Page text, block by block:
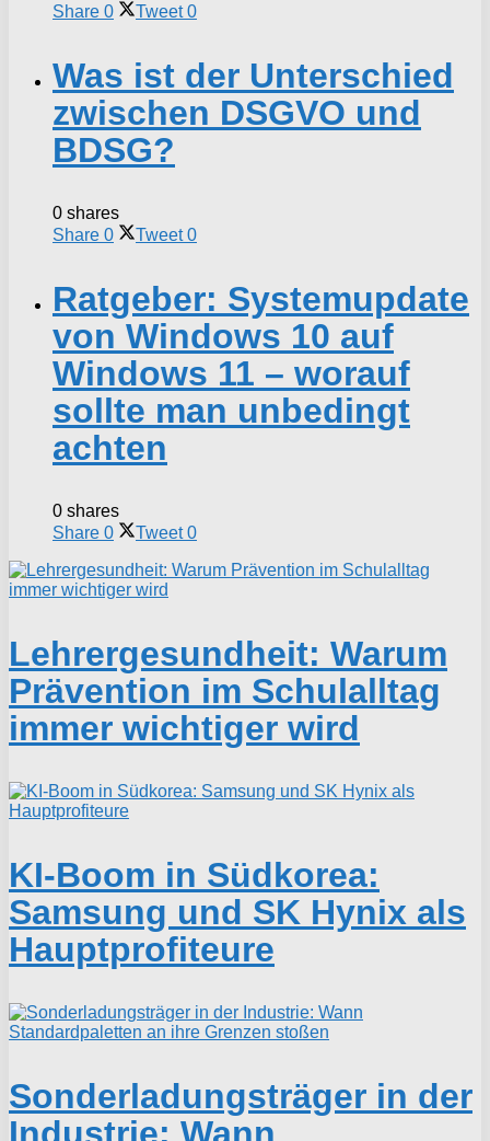
Share 0 Tweet 0
Was ist der Unterschied
zwischen DSGVO und
BDSG?
0 shares
Share 0 Tweet 0
Ratgeber: Systemupdate
von Windows 10 auf
Windows 11 – worauf
sollte man unbedingt
achten
0 shares
Share 0 Tweet 0
Lehrergesundheit: Warum
Prävention im Schulalltag
immer wichtiger wird
KI-Boom in Südkorea:
Samsung und SK Hynix als
Hauptprofiteure
Sonderladungsträger in der